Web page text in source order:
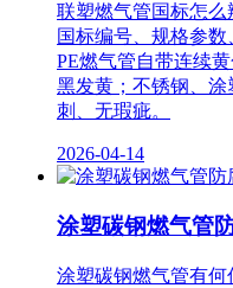
联塑燃气管国标怎么
国标编号、规格参数
PE燃气管自带连续
黑发黄；不锈钢、
刺、无瑕疵。
2026-04-14
涂塑碳钢燃气管
涂塑碳钢燃气管有